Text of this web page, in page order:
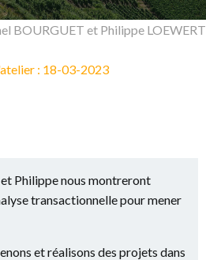
BOURGUET et Philippe LOEWERT
: 18-03-2023
Philippe nous montreront
transactionnelle pour mener
et réalisons des projets dans